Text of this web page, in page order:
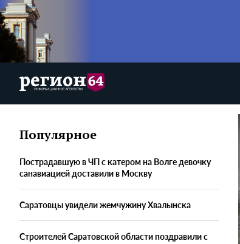
Популярное
Пострадавшую в ЧП с катером на Волге девочку
санавиацией доставили в Москву
Саратовцы увидели жемчужину Хвалынска
Строителей Саратовской области поздравили с